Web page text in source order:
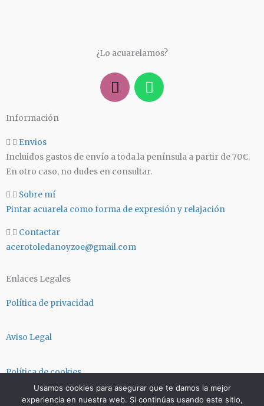
¿Lo acuarelamos?
I
n
g
r
W
h
a
p
Información
Envios
Incluidos gastos de envío a toda la península a partir de 70€.
En otro caso, no dudes en consultar.
Sobre mí
Pintar acuarela como forma de expresión y relajación
Contactar
acerotoledanoyzoe@gmail.com
Enlaces Legales
Política de privacidad
Aviso Legal
Política de cookies
Usamos cookies para asegurar que te damos la mejor
experiencia en nuestra web. Si continúas usando este sitio,